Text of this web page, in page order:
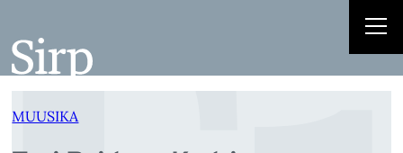
juurde
MUUSIKA